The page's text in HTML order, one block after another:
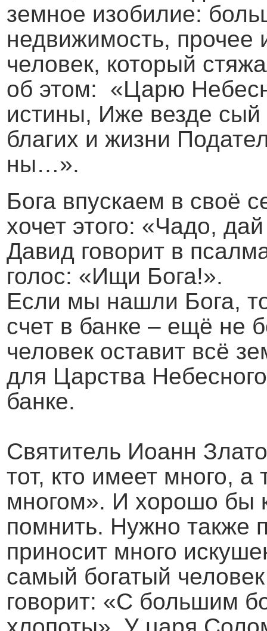
земное изобилие:
недвижимость, прочее
человек, который
об этом: «Царю
истины, Иже везде
благих и жизни
ны…».
Бога впускаем в своё
хочет этого: «Чадо,
Давид говорит в
голос: «Ищи Бога!».
Если мы нашли Бога,
счет в банке – ещё не
человек оставит всё
для Царства
банке.
Святитель Иоанн
тот, кто имеет много, а
многом». И хорошо бы
помнить. Нужно также
приносит много
самый богатый
говорит: «С большим